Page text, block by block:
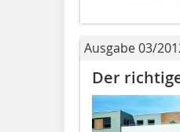
Ausgabe 03/
Der